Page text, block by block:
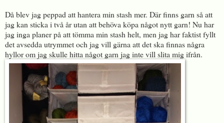
Då blev jag peppad att hantera min stash mer. Där finns garn så att
jag kan sticka i två år utan att behöva köpa något nytt garn! Nu har
jag inga planer på att tömma min stash helt, men jag har faktist fyllt
det avsedda utrymmet och jag vill gärna att det ska finnas några
hyllor om jag skulle hitta något garn jag inte vill slita mig ifrån.